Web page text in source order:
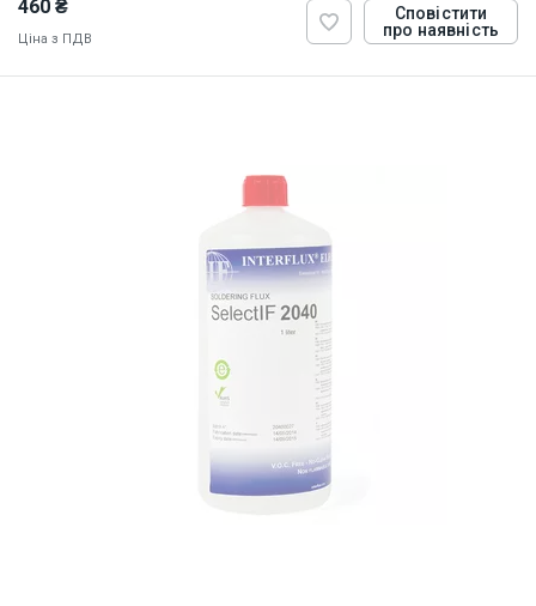
460 ₴
Ціна з ПДВ
Сповістити
про наявність